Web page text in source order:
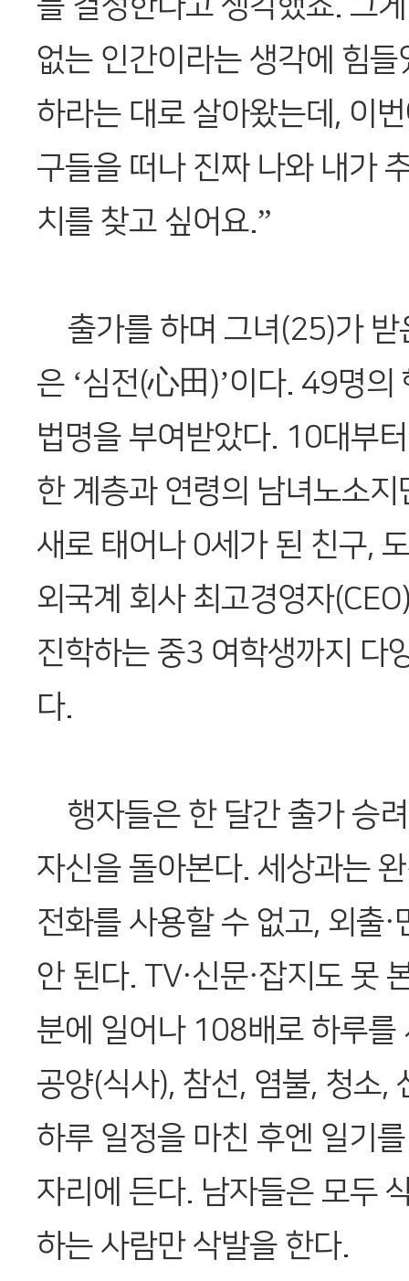
없는 인간이라는 생각에 힘
하라는 대로 살아왔는데, 이
구들을 떠나 진짜 나와 내가
치를 찾고 싶어요.”
출가를 하며 그녀(25)가 받
은 ‘심전(心田)’이다. 49명의
법명을 부여받았다. 10대부
한 계층과 연령의 남녀노소
새로 태어나 0세가 된 친구,
외국계 회사 최고경영자
진학하는 중3 여학생까지 다
다.
행자들은 한 달간 출가 승
자신을 돌아본다. 세상과는
전화를 사용할 수 없고, 외출·
안 된다. TV·신문·잡지도 못
분에 일어나 108배로 하루를
공양(식사), 참선, 염불, 청소,
하루 일정을 마친 후엔 일기
자리에 든다. 남자들은 모두
하는 사람만 삭발을 한다.